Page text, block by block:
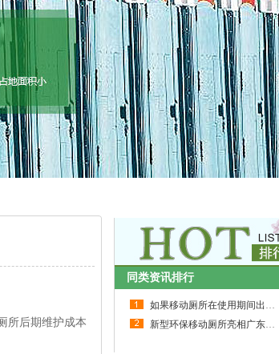
所后期维护成本
同类资讯排行
如果移动厕所在使用期间出现了损毁，
新型环保移动厕所亮相广东街头，你知道什么样子嘛！